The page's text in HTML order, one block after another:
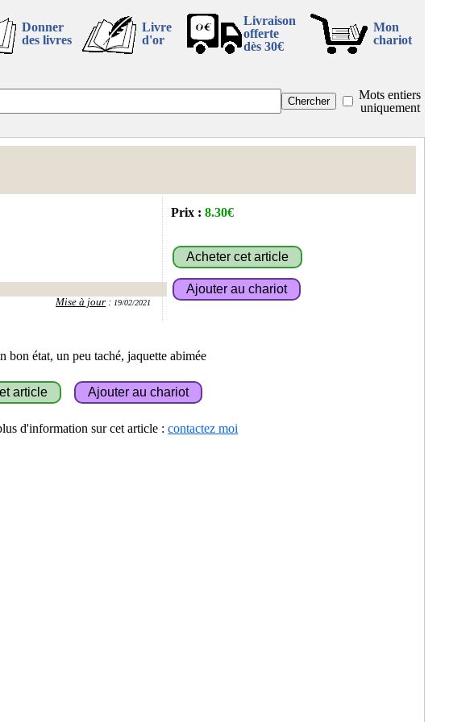
Donner
des livres
Livre
d'or
Livraison
offerte
dès 30€
Mon
chariot
Mots entiers
uniquement
Mise à jour :19/02/2021
Prix : 8.30€
bon état, un peu taché, jaquette abimée
d'information sur cet article :contactez moi